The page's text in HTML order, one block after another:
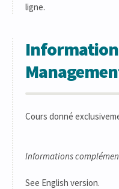
ligne.
Cours donné
Informations
See English version.